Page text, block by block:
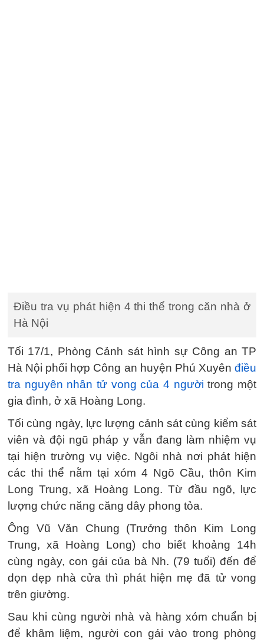
Điều tra vụ phát hiện 4 thi thể trong căn nhà ở
Hà Nội
Tối 17/1, Phòng Cảnh sát hình sự Công an TP
Hà Nội phối hợp Công an huyện Phú Xuyên điều
tra nguyên nhân tử vong của 4 người trong một
gia đình, ở xã Hoàng Long.
Tối cùng ngày, lực lượng cảnh sát cùng kiểm sát
viên và đội ngũ pháp y vẫn đang làm nhiệm vụ
tại hiện trường vụ việc. Ngôi nhà nơi phát hiện
các thi thể nằm tại xóm 4 Ngõ Cầu, thôn Kim
Long Trung, xã Hoàng Long. Từ đầu ngõ, lực
lượng chức năng căng dây phong tỏa.
Ông Vũ Văn Chung (Trưởng thôn Kim Long
Trung, xã Hoàng Long) cho biết khoảng 14h
cùng ngày, con gái của bà Nh. (79 tuổi) đến để
dọn dẹp nhà cửa thì phát hiện mẹ đã tử vong
trên giường.
Sau khi cùng người nhà và hàng xóm chuẩn bị
để khâm liệm, người con gái vào trong phòng